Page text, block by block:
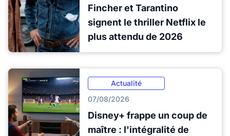
Fincher et Tarantino
signent le thriller Netflix le
plus attendu de 2026
Actualité
07/08/2026
Disney+ frappe un coup de
maître : l'intégralité de